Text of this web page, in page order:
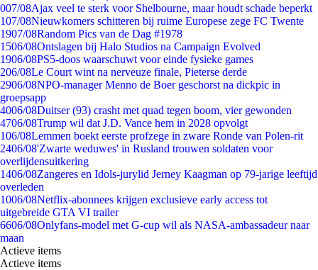
007/08Ajax veel te sterk voor Shelbourne, maar houdt schade beperkt
107/08Nieuwkomers schitteren bij ruime Europese zege FC Twente
1907/08Random Pics van de Dag #1978
1506/08Ontslagen bij Halo Studios na Campaign Evolved
1906/08PS5-doos waarschuwt voor einde fysieke games
206/08Le Court wint na nerveuze finale, Pieterse derde
2906/08NPO-manager Menno de Boer geschorst na dickpic in
groepsapp
4006/08Duitser (93) crasht met quad tegen boom, vier gewonden
4706/08Trump wil dat J.D. Vance hem in 2028 opvolgt
106/08Lemmen boekt eerste profzege in zware Ronde van Polen-rit
2406/08'Zwarte weduwes' in Rusland trouwen soldaten voor
overlijdensuitkering
1406/08Zangeres en Idols-jurylid Jerney Kaagman op 79-jarige leeftijd
overleden
1006/08Netflix-abonnees krijgen exclusieve early access tot
uitgebreide GTA VI trailer
6606/08Onlyfans-model met G-cup wil als NASA-ambassadeur naar
maan
Actieve items
Actieve items